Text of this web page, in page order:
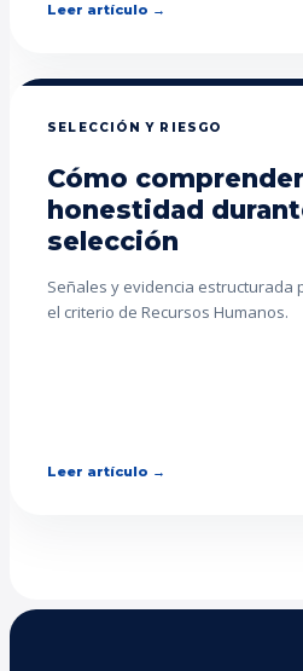
Leer artículo →
SELECCIÓN Y RIESGO
Cómo
honestidad
selección
Señales y evidencia estructurada
el criterio de Recursos Humanos.
Leer artículo →